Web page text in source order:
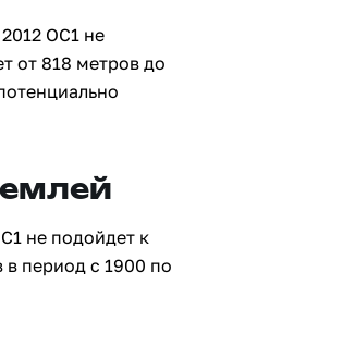
OC1 не
от 818 метров до
не подойдет к
период с 1900 по